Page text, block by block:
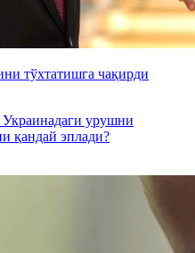
тўхтатишга чақирди
урушни
қандай эплади?